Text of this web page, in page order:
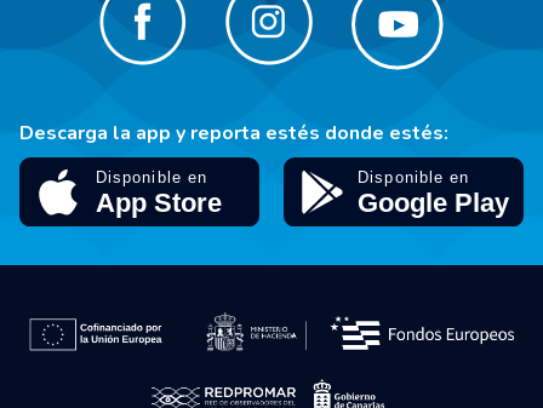
Descarga la app y reporta estés donde estés: